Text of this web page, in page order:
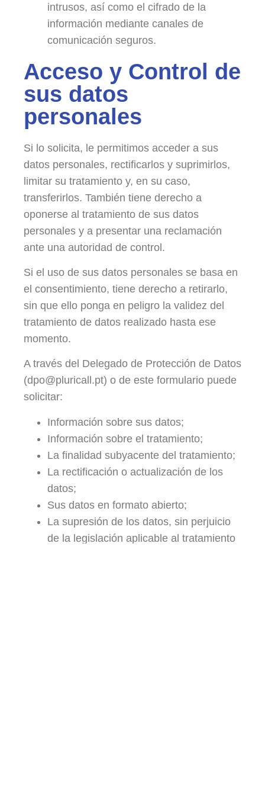
intrusos, así como el cifrado de la
información mediante canales de
comunicación seguros.
Acceso y Control de
sus datos
personales
Si lo solicita, le permitimos acceder a sus
datos personales, rectificarlos y suprimirlos,
limitar su tratamiento y, en su caso,
transferirlos. También tiene derecho a
oponerse al tratamiento de sus datos
personales y a presentar una reclamación
ante una autoridad de control.
Si el uso de sus datos personales se basa en
el consentimiento, tiene derecho a retirarlo,
sin que ello ponga en peligro la validez del
tratamiento de datos realizado hasta ese
momento.
A través del Delegado de Protección de Datos
(dpo@pluricall.pt) o de este formulario puede
solicitar:
Información sobre sus datos;
Información sobre el tratamiento;
La finalidad subyacente del tratamiento;
La rectificación o actualización de los
datos;
Sus datos en formato abierto;
La supresión de los datos, sin perjuicio
de la legislación aplicable al tratamiento